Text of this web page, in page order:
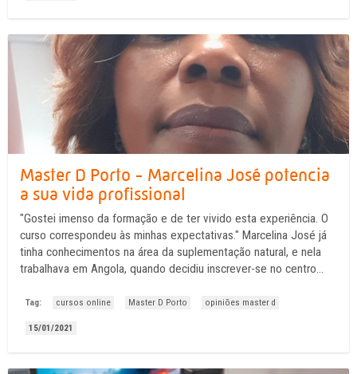
Master D Porto - Marcelina José potencia
a sua vida profissional
"Gostei imenso da formação e de ter vivido esta experiência. O
curso correspondeu às minhas expectativas." Marcelina José já
tinha conhecimentos na área da suplementação natural, e nela
trabalhava em Angola, quando decidiu inscrever-se no centro
Tag: cursos online Master D Porto opiniões master d
15/01/2021